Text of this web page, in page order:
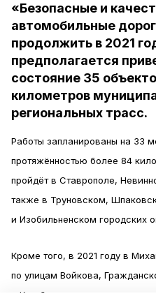
«Безопасные и
автомобильные
продолжить в 2021
предполагается
состояние 35
километров
региональных трасс.
Работы запланированы на 33
протяжённостью более 84
пройдёт в Ставрополе,
также в Труновском,
и Изобильненском городских
Кроме того, в 2021 году в
по улицам Войкова,
в Кочубеевском округе